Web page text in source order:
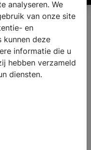
analyseren. We
van onze site
en
kunnen deze
informatie die u
hebben verzameld
diensten.